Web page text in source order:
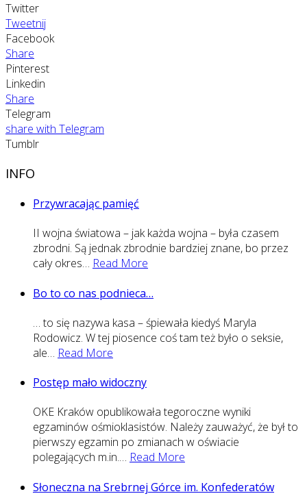
Twitter
Tweetnij
Facebook
Share
Pinterest
Linkedin
Share
Telegram
share with Telegram
Tumblr
INFO
Przywracając pamięć
II wojna światowa – jak każda wojna – była czasem
zbrodni. Są jednak zbrodnie bardziej znane, bo przez
cały okres… Read More
Bo to co nas podnieca…
… to się nazywa kasa – śpiewała kiedyś Maryla
Rodowicz. W tej piosence coś tam też było o seksie,
ale… Read More
Postęp mało widoczny
OKE Kraków opublikowała tegoroczne wyniki
egzaminów ośmioklasistów. Należy zauważyć, że był to
pierwszy egzamin po zmianach w oświacie
polegających m.in.… Read More
Słoneczna na Srebrnej Górce im. Konfederatów